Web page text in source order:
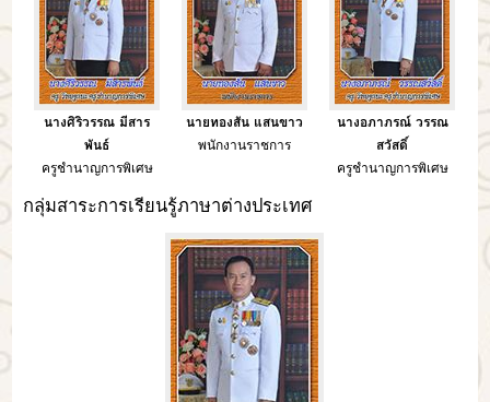
นางศิริวรรณ มีสาร
พันธ์
ครูชำนาญการพิเศษ
นายทองสัน แสนขาว
พนักงานราชการ
นางอภาภรณ์ วรรณ
สวัสดิ์
ครูชำนาญการพิเศษ
กลุ่มสาระการเรียนรู้ภาษาต่างประเทศ